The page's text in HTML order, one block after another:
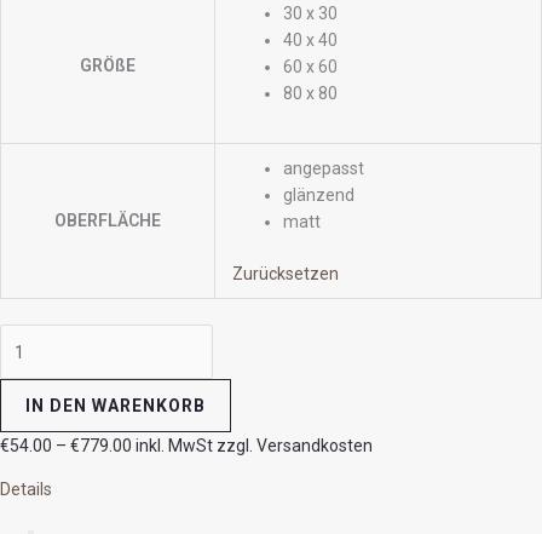
GRÖßE
30 x 30
40 x 40
60 x 60
80 x 80
OBERFLÄCHE
angepasst
glänzend
matt
Zurücksetzen
IN DEN WARENKORB
€54.00 – €779.00 inkl. MwSt zzgl. Versandkosten
Details